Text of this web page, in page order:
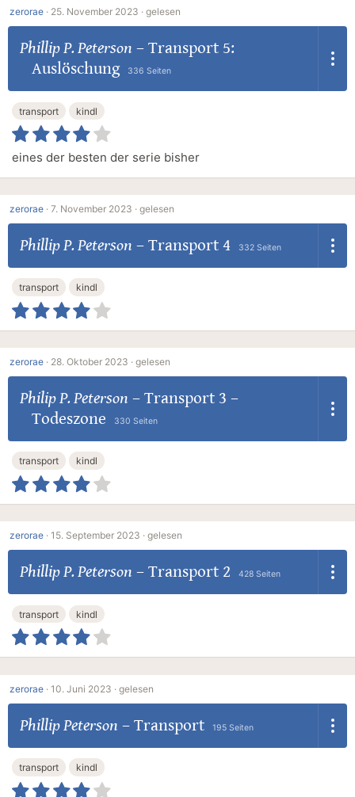
zerorae · 25. November 2023 · gelesen
Phillip P. Peterson – Transport 5:
Auslöschung
336 Seiten
transport kindl
eines der besten der serie bisher
zerorae · 7. November 2023 · gelesen
Phillip P. Peterson – Transport 4 332 Seiten
transport kindl
zerorae · 28. Oktober 2023 · gelesen
Philip P. Peterson – Transport 3 –
Todeszone
330 Seiten
transport kindl
zerorae · 15. September 2023 · gelesen
Phillip P. Peterson – Transport 2 428 Seiten
transport kindl
zerorae · 10. Juni 2023 · gelesen
Phillip Peterson – Transport 195 Seiten
transport kindl